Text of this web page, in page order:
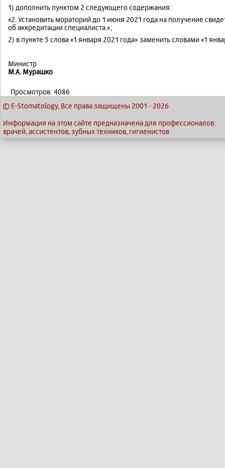
1) дополнить пунктом 2 следующего содержания:
«2. Установить мораторий до 1 июня 2021 года на получение
‎об аккредитации специалиста.»;
2) в пункте 5 слова «1 января 2021 года» заменить словами «1
Министр
М.А. Мурашко
Просмотров: 4086
© E-Stomatology, Все права защищены 2001 - 2026
Информация на этом сайте предназначена для профессионалов:
врачей, ассистентов, зубных техников, гигиенистов